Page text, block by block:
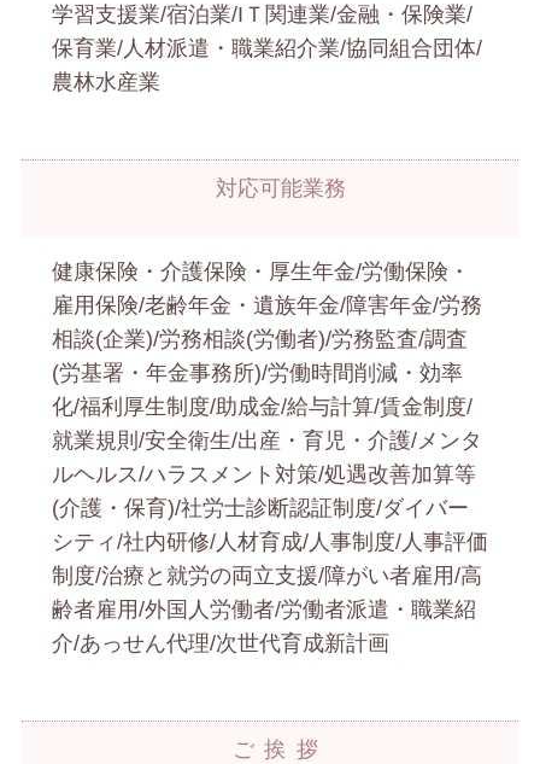
学習支援業/宿泊業/IＴ関連業/金融・保険業/
保育業/人材派遣・職業紹介業/協同組合団体/
農林水産業
対応可能業務
健康保険・介護保険・厚生年金/労働保険・
雇用保険/老齢年金・遺族年金/障害年金/労務
相談(企業)/労務相談(労働者)/労務監査/調査
(労基署・年金事務所)/労働時間削減・効率
化/福利厚生制度/助成金/給与計算/賃金制度/
就業規則/安全衛生/出産・育児・介護/メンタ
ルヘルス/ハラスメント対策/処遇改善加算等
(介護・保育)/社労士診断認証制度/ダイバー
シティ/社内研修/人材育成/人事制度/人事評価
制度/治療と就労の両立支援/障がい者雇用/高
齢者雇用/外国人労働者/労働者派遣・職業紹
介/あっせん代理/次世代育成新計画
ご挨拶